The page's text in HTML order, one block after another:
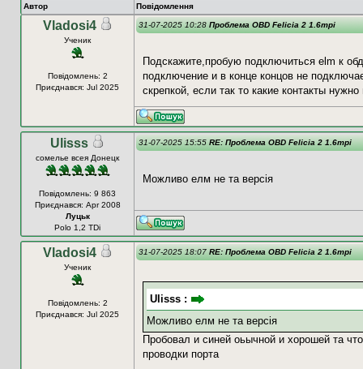
Автор Повідомлення
Vladosi4
Ученик
Повідомлень: 2
Приєднався: Jul 2025
31-07-2025 10:28 Проблема OBD Felicia 2 1.6mpi
Подскажите,пробую подключиться elm к
подключение и в конце концов не
скрепкой, если так то какие контакты нужно
Ulisss
сомелье всея Донецк
Повідомлень: 9 863
Приєднався: Apr 2008
Луцьк
Polo 1,2 TDi
31-07-2025 15:55 RE: Проблема OBD Felicia 2 1.6mpi
Можливо елм не та версія
Vladosi4
Ученик
Повідомлень: 2
Приєднався: Jul 2025
31-07-2025 18:07 RE: Проблема OBD Felicia 2 1.6mpi
Ulisss :
Можливо елм не та версія
Пробовал и синей оьычной и хорошей та
проводки порта